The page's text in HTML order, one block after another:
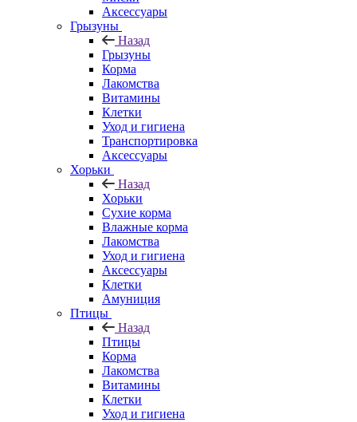
Аксессуары
Грызуны
Назад
Грызуны
Корма
Лакомства
Витамины
Клетки
Уход и гигиена
Транспортировка
Аксессуары
Хорьки
Назад
Хорьки
Сухие корма
Влажные корма
Лакомства
Уход и гигиена
Аксессуары
Клетки
Амуниция
Птицы
Назад
Птицы
Корма
Лакомства
Витамины
Клетки
Уход и гигиена